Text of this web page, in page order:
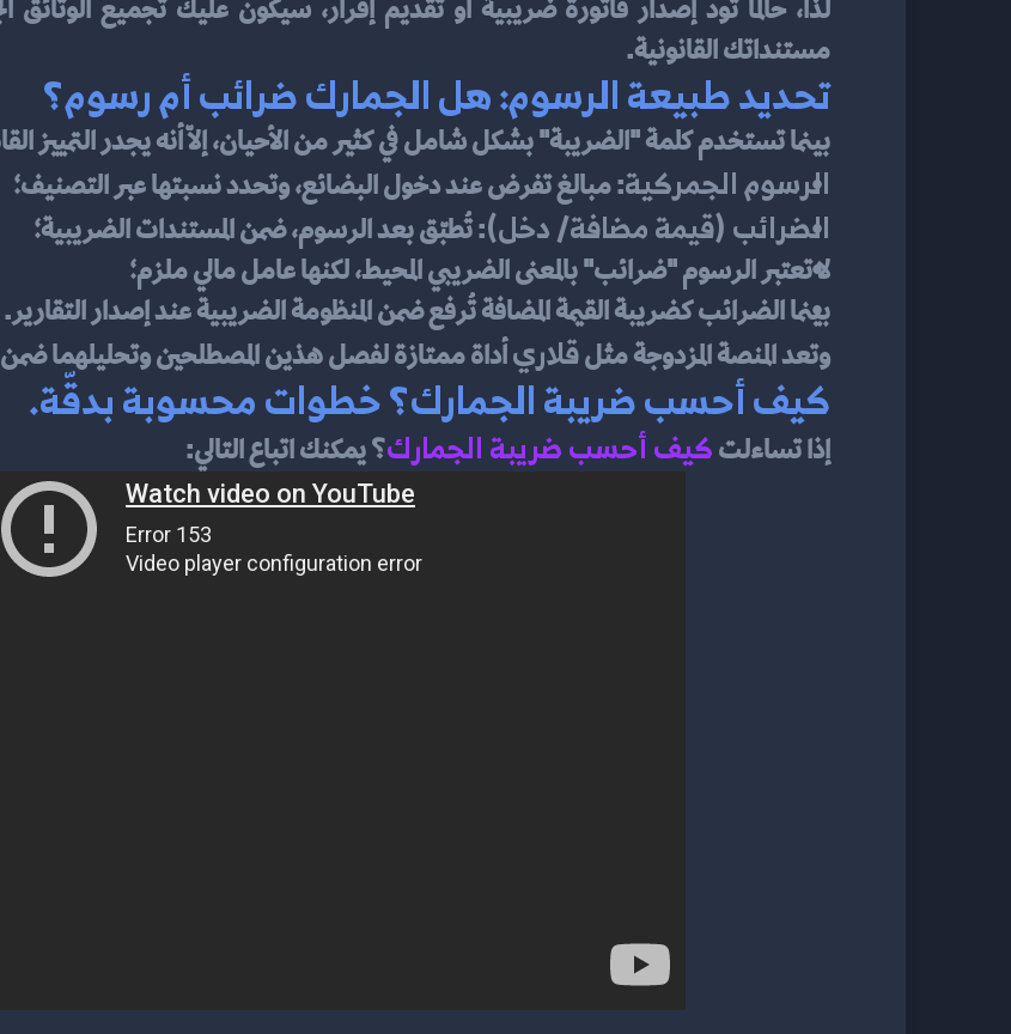
مستنداتك القانونية.
تحديد طبيعة الرسوم: هل الجمارك ضرائب أم رسوم؟
بينما تستخدم كلمة "الضريبة" بشكل شامل في كثير من الأحيان، إلّا أنه يجدر التمييز
الرسوم الجمركية: مبالغ تفرض عند دخول البضائع، وتحدد نسبتها عبر التصنيف؛
الضرائب (قيمة مضافة/ دخل): تُطبّق بعد الرسوم، ضمن المستندات الضريبية؛
لا تعتبر الرسوم "ضرائب" بالمعنى الضريبي المحيط، لكنها عامل مالي ملزم؛
بينما الضرائب كضريبة القيمة المضافة تُرفع ضمن المنظومة الضريبية عند إصدار التقارير.
وتعد المنصة المزدوجة مثل قلاري أداة ممتازة لفصل هذين المصطلحين وتحليلهما ضمن
كيف أحسب ضريبة الجمارك؟ خطوات محسوبة بدقّة.
إذا تساءلت كيف أحسب ضريبة الجمارك؟ يمكنك اتباع التالي: